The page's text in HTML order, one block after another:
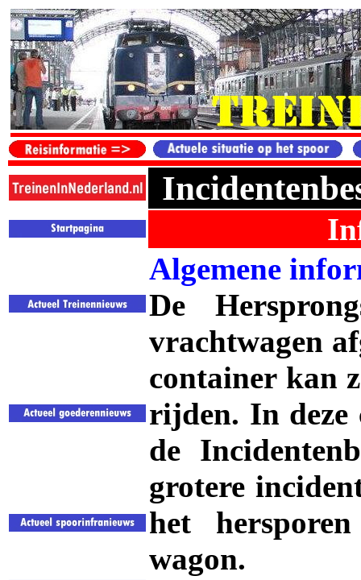
Algemene
De
vrachtwagen
container kan
rijden. In deze
de
grotere
het
wagon.